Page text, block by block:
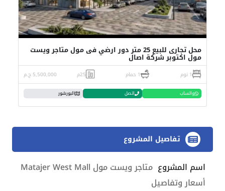
محل تجارى للبيع 25 متر دور ارضي فى مول متاجر ويست
مول اكتوبر شركة اصال
1 نوم 1 حمام 25م 5,500,000 ج.م
واتساب اتصل البورشور
تفاصيل المشروع
اسم المشروع
متاجر ويست مول Matajer West Mall
أسعار وتفاصيل